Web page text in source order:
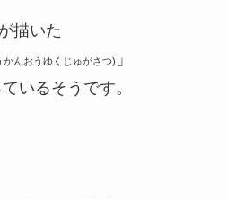
描いた
かんおうゆくじゅがさつ) 」
いるそうです。